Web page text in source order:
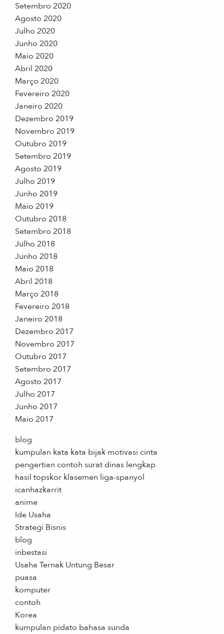
Setembro 2020
Agosto 2020
Julho 2020
Junho 2020
Maio 2020
Abril 2020
Março 2020
Fevereiro 2020
Janeiro 2020
Dezembro 2019
Novembro 2019
Outubro 2019
Setembro 2019
Agosto 2019
Julho 2019
Junho 2019
Maio 2019
Outubro 2018
Setembro 2018
Julho 2018
Junho 2018
Maio 2018
Abril 2018
Março 2018
Fevereiro 2018
Janeiro 2018
Dezembro 2017
Novembro 2017
Outubro 2017
Setembro 2017
Agosto 2017
Julho 2017
Junho 2017
Maio 2017
blog
kumpulan kata kata bijak motivasi cinta
pengertian contoh surat dinas lengkap
hasil topskor klasemen liga-spanyol
icanhazkarrit
anime
Ide Usaha
Strategi Bisnis
blog
inbestasi
Usaha Ternak Untung Besar
puasa
komputer
contoh
Korea
kumpulan pidato bahasa sunda